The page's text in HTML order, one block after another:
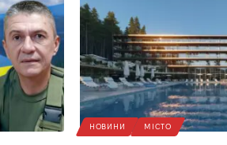
НОВИНИ МІСТО